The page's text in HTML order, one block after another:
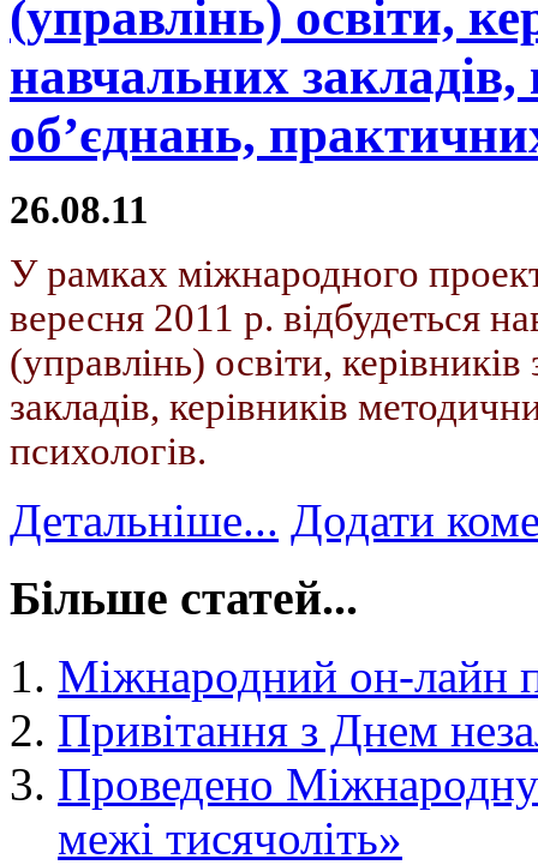
(управлінь) освіти,
навчальних
об’єднань,
26.08.11
У рамках міжнародного
вересня 2011 р. відбудеться
(управлінь) освіти,
закладів, керівників
психологів.
Детальніше... Додати
Більше статей...
Міжнародний он-лайн
Привітання з Днем
Проведено
межі тисячоліть»